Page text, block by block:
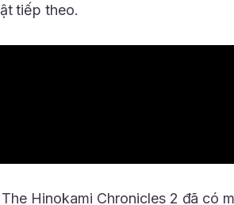
tiếp theo.
Hinokami Chronicles 2 đã có